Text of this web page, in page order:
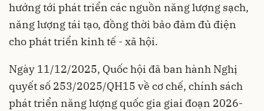
hướng tới phát triển các nguồn năng lượng sạch,
năng lượng tái tạo, đồng thời bảo đảm đủ điện
cho phát triển kinh tế - xã hội.
Ngày 11/12/2025, Quốc hội đã ban hành Nghị
quyết số 253/2025/QH15 về cơ chế, chính sách
phát triển năng lượng quốc gia giai đoạn 2026-